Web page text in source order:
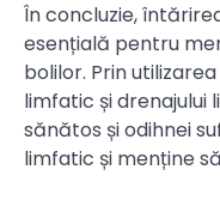
În concluzie,
esențială pentru
bolilor. Prin
limfatic și drenajului
sănătos și odihnei
limfatic și menține